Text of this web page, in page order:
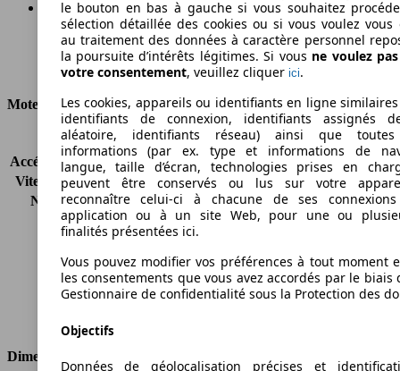
Ø 5.1 l/100km
Consommation
Moteur et Puissance
KW (CH)
150 kW (204 PS)
Accélération (0-100 km/h) 7.4s
Vitesse maximale (km/h) 250 km/h
Nombre de vitesses
6
Couple
500 nm
Cylindrée
2143 ccm
Carburant
Diesel
Cylindres
4
Transmission
Boîte manuelle
Dimensions
le bouton en bas à gauche si vous souhaitez
sélection détaillée des cookies ou si vous voulez vous
au traitement des données à caractère personnel
la poursuite d’intérêts légitimes. Si vous ne voulez
votre consentement, veuillez cliquer ici.
Les cookies, appareils ou identifiants en ligne
identifiants de connexion, identifiants assignés
aléatoire, identifiants réseau) ainsi que
informations (par ex. type et informations de
langue, taille d’écran, technologies prises en
peuvent être conservés ou lus sur votre
reconnaître celui-ci à chacune de ses
application ou à un site Web, pour une ou
finalités présentées ici.
Vous pouvez modifier vos préférences à tout moment
les consentements que vous avez accordés par le biais
Gestionnaire de confidentialité sous la Protection des
Objectifs
Données de géolocalisation précises et